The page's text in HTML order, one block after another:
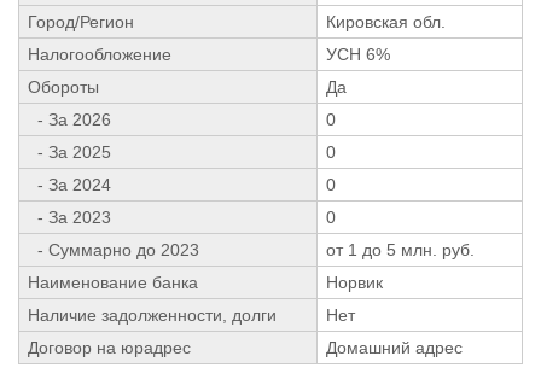
Город/Регион
Кировская обл.
Налогообложение
УСН 6%
Обороты
Да
- За 2026
0
- За 2025
0
- За 2024
0
- За 2023
0
- Суммарно до 2023
от 1 до 5 млн. руб.
Наименование банка
Норвик
Наличие задолженности, долги
Нет
Договор на юрадрес
Домашний адрес